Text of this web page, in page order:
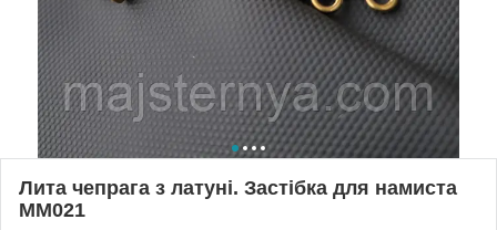
Лита чепрага з латуні. Застібка для намиста
MM021